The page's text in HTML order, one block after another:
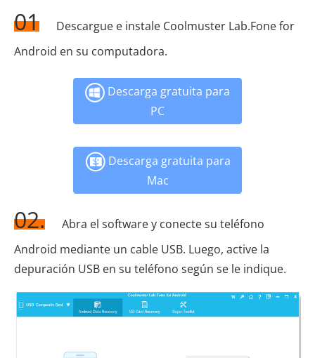
01
Descargue e instale Coolmuster Lab.Fone for
Android en su computadora.
Descarga gratuita para
PC
Descarga gratuita para
Mac
02.
Abra el software y conecte su teléfono
Android mediante un cable USB. Luego, active la
depuración USB en su teléfono según se le indique.